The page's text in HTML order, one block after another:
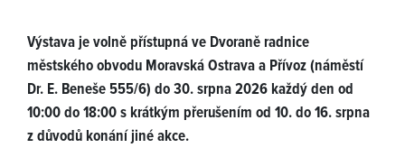
Výstava je volně přístupná ve Dvoraně radnice
městského obvodu Moravská Ostrava a Přívoz (náměstí
Dr. E. Beneše 555/6) do 30. srpna 2026 každý den od
10:00 do 18:00 s krátkým přerušením od 10. do 16. srpna
z důvodů konání jiné akce.